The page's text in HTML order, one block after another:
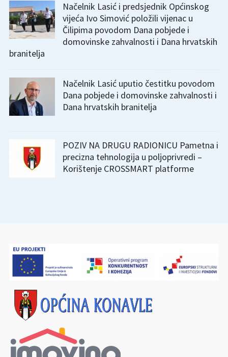
Načelnik Lasić i predsjednik Općinskog
vijeća Ivo Simović položili vijenac u
Čilipima povodom Dana pobjede i
domovinske zahvalnosti i Dana hrvatskih
branitelja
Načelnik Lasić uputio čestitku povodom
Dana pobjede i domovinske zahvalnosti i
Dana hrvatskih branitelja
POZIV NA DRUGU RADIONICU Pametna i
precizna tehnologija u poljoprivredi –
Korištenje CROSSMART platforme